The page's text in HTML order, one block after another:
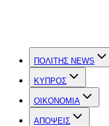
ΠΟΛΙΤΗΣ NEWS
ΚΥΠΡΟΣ
OIKONOMIA
ΑΠΟΨΕΙΣ